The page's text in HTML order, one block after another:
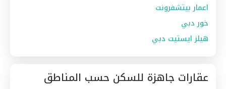
اعمار بيتشفرونت
خور دبي
هيلز ايستيت دبي
عقارات جاهزة للسكن حسب المناطق